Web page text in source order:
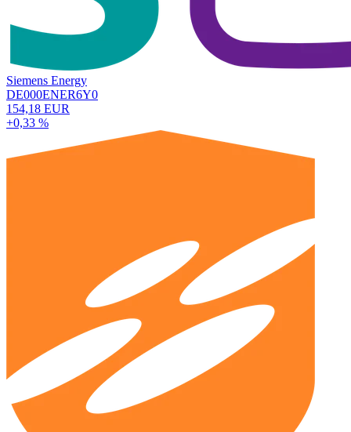
Siemens Energy
DE000ENER6Y0
154,18 EUR
+0,33 %